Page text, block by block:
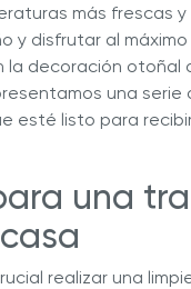
más frescas
y disfrutar al
la decoración otoñal
una serie
esté listo para
una
realizar una